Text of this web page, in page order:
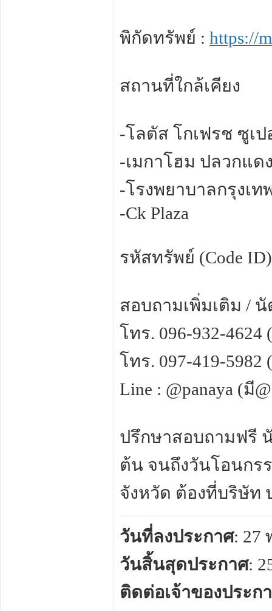
พิกัดทรัพย์ : https://
สถานที่ใกล้เคียง
-โลตัส โกเฟรช ซูเ
-เมกาโฮม ปลวกแด
-โรงพยาบาลกรุงเ
-Ck Plaza
รหัสทรัพย์ (Code
สอบถามเพิ่มเติม /
โทร. 096-932-
โทร. 097-419-5982
Line : @panaya (มี
ปรึกษาสอบถามฟรี
ต้น จนถึงวันโอนกร
จังหวัด ต้องที่บริษัท
วันที่ลงประกาศ: 27
วันสิ้นสุดประกาศ:
ติดต่อเจ้าของประก